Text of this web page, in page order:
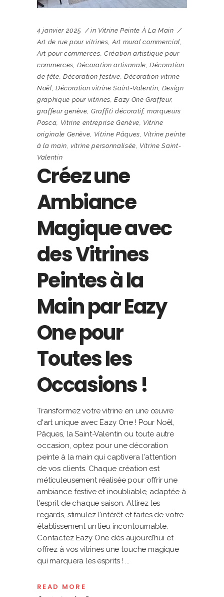
4 janvier 2025 in Vitrine Peinte À La Main
Art de rue pour vitrines,Art mural commercial,
Art pour commerces,Création artistique pour
commerces,Décoration artisanale,Décoration
de fête, Décoration festive, Décoration vitrine
Noël, Décoration vitrine Saint-Valentin, Design
graphique pour vitrines,Eazy One Graffeur,
graffeur genève,Graffiti décoratif,marqueurs
Posca, Vitrine entreprise Genève, Vitrine
originale Genève, Vitrine Pâques, Vitrine peinte
à la main,vitrine personnalisée, Vitrine Saint-
Valentin
Créez une
Ambiance
Magique avec
des Vitrines
Peintes à la
Main par Eazy
One pour
Toutes les
Occasions !
Transformez votre vitrine en une œuvre
d'art unique avec Eazy One ! Pour Noël,
Pâques, la Saint-Valentin ou toute autre
occasion, optez pour une décoration
peinte à la main qui captivera l'attention
de vos clients. Chaque création est
méticuleusement réalisée pour offrir une
ambiance festive et inoubliable, adaptée à
l'esprit de chaque saison. Attirez les
regards, stimulez l'intérêt et faites de votre
établissement un lieu incontournable.
Contactez Eazy One dès aujourd'hui et
offrez à vos vitrines une touche magique
qui marquera les esprits !
READ MORE